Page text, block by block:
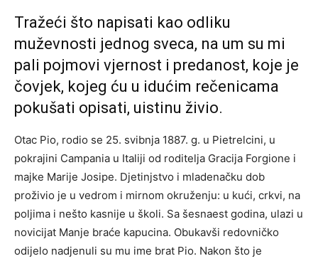
Tražeći što napisati kao odliku
muževnosti jednog sveca, na um su mi
pali pojmovi vjernost i predanost, koje je
čovjek, kojeg ću u idućim rečenicama
pokušati opisati, uistinu živio.
Otac Pio, rodio se 25. svibnja 1887. g. u Pietrelcini, u
pokrajini Campania u Italiji od roditelja Gracija Forgione i
majke Marije Josipe. Djetinjstvo i mladenačku dob
proživio je u vedrom i mirnom okruženju: u kući, crkvi, na
poljima i nešto kasnije u školi. Sa šesnaest godina, ulazi u
novicijat Manje braće kapucina. Obukavši redovničko
odijelo nadjenuli su mu ime brat Pio. Nakon što je